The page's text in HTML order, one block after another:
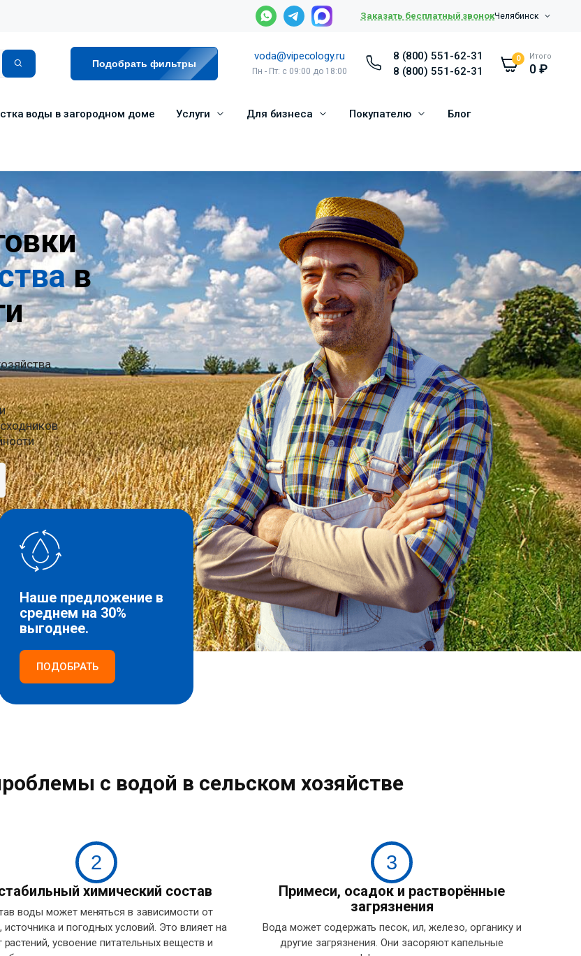
Заказать бесплатный звонокЧелябинск
Подобрать фильтры
voda@vipecology.ru
Пн - Пт: с 09:00 до 18:00
8 (800) 551-62-31
8 (800) 551-62-31
0 Итого
0₽
воды в загородном доме Услуги Для бизнеса Покупателю Блог
в
Наше предложение в
среднем на 30%
выгоднее.
ПОДОБРАТЬ
с водой в сельском хозяйстве
2
химический состав
воды может меняться в зависимости от
источника и погодных условий. Это влияет на
растений, усвоение питательных веществ и
3
Примеси, осадок и растворённые
загрязнения
Вода может содержать песок, ил, железо, органику и
другие загрязнения. Они засоряют капельные